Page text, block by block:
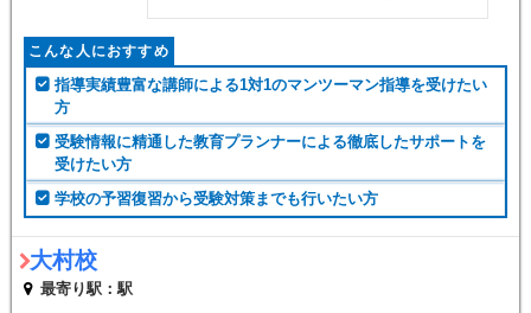
こんな人におすすめ
指導実績豊富な講師による1対1のマンツーマン指導を受けたい
方
受験情報に精通した教育プランナーによる徹底したサポートを
受けたい方
学校の予習復習から受験対策までも行いたい方
大村校
最寄り駅：駅